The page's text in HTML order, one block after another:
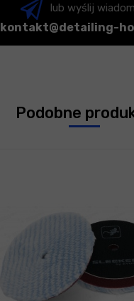
lub wyślij
kontakt@detailing-
Podobne